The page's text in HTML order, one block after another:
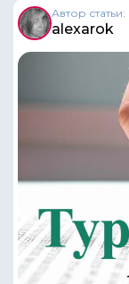
Автор статьи:
alexarok